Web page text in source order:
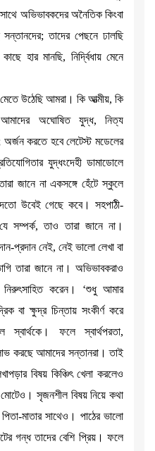
অভিভাবকদের অনৈতিক কিংবা
তাদের পেছনে ঢালছি
হার মানছি, নির্দ্বিধায় মেনে
উঠেছি আমরা। কি আত্মীয়, কি
অঘোষিত যুদ্ধ, নিত্য
অর্জন করতে হবে লেটেস্ট মডেলের
যুদ্ধংদেহী ডামাডোলে
জানে না একসঙ্গে হেঁটে স্কুলে
উবেই গেছে কবে। সহপাঠী-
সম্পর্ক, তাও তারা জানে না।
প্রদান নেই, নেই ভালো লেখা বা
তারা জানে না। অভিভাবকরাও
নিরুৎসাহিত করেন। ‘শুধু আমার
বা ক্ষুদ্র চিন্তায় সংকীর্ণ করে
স্বার্থকে। ফলে স্বার্থপরতা,
করছে আমাদের সন্তানরা। তাই
বিষয় কিঞ্চিৎ খেলা করলেও
সৃজনশীল বিষয় নিয়ে কথা
মাতার সাথেও। পাঠের ভালো
গন্ধ তাদের বেশি প্রিয়। ফলে